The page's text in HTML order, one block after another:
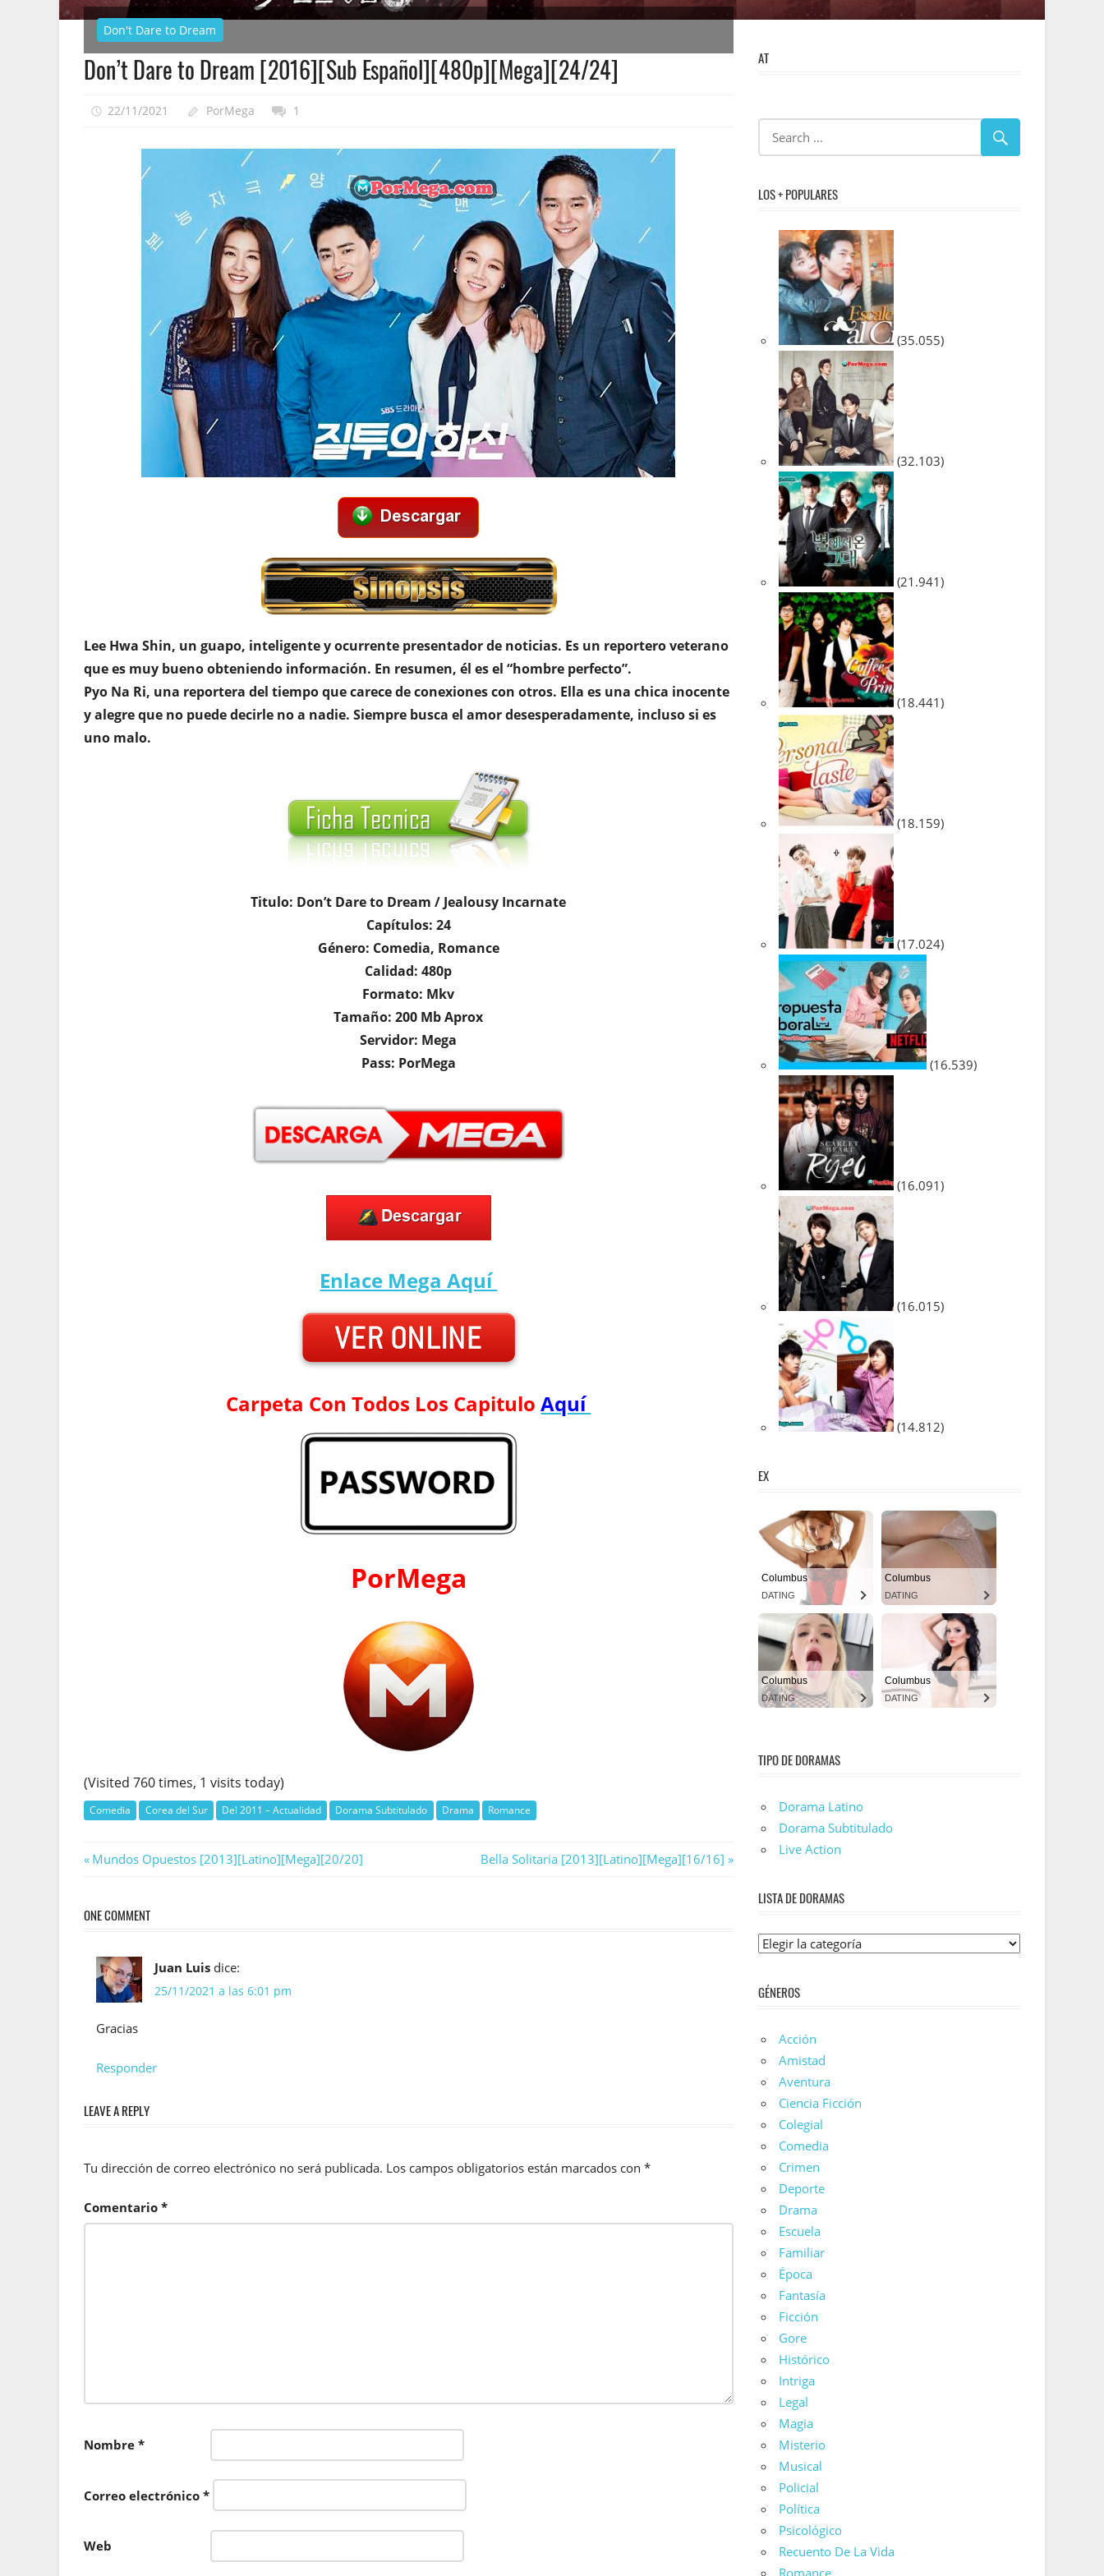
Don't Dare to Dream
Don’t Dare to Dream [2016][Sub Español][480p][Mega][24/24]
22/11/2021 PorMega 1
Lee Hwa Shin, un guapo, inteligente y ocurrente presentador de noticias. Es un reportero veterano
que es muy bueno obteniendo información. En resumen, él es el “hombre perfecto”.
Pyo Na Ri, una reportera del tiempo que carece de conexiones con otros. Ella es una chica inocente
y alegre que no puede decirle no a nadie. Siempre busca el amor desesperadamente, incluso si es
uno malo.
Titulo: Don’t Dare to Dream / Jealousy Incarnate
Capítulos: 24
Género: Comedia, Romance
Calidad: 480p
Formato: Mkv
Tamaño: 200 Mb Aprox
Servidor: Mega
Pass: PorMega
Enlace Mega Aquí
Carpeta Con Todos Los CapituloAquí
PorMega
(Visited 760 times, 1 visits today)
Comedia Corea del Sur Del 2011 – Actualidad Dorama Subtitulado Drama Romance
Navegación
entradas
Previous
Mundos Opuestos [2013][Latino][Mega][20/20]
Next
Bella Solitaria [2013][Latino][Mega][16/16]
ONE COMMENT
Juan Luis dice:
25/11/2021 a las 6:01 pm
Gracias
Responder
LEAVE A REPLY
Tu dirección de correo electrónico no será publicada. Los campos obligatorios están marcados con *
Comentario *
Nombre *
Correo electrónico *
Web
AT
LOS + POPULARES
(35.055)
(32.103)
(21.941)
(18.441)
(18.159)
(17.024)
(16.539)
(16.091)
(16.015)
(14.812)
EX
TIPO DE DORAMAS
Dorama Latino
Dorama Subtitulado
Live Action
LISTA DE DORAMAS
Lista
Doramas
GÉNEROS
Acción
Amistad
Aventura
Ciencia Ficción
Colegial
Comedia
Crimen
Deporte
Drama
Escuela
Familiar
Época
Fantasía
Ficción
Gore
Histórico
Intriga
Legal
Magia
Misterio
Musical
Policial
Política
Psicológico
Recuento De La Vida
Romance